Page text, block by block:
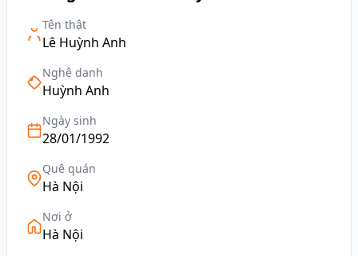
Tên thật
Lê Huỳnh Anh
Nghệ danh
Huỳnh Anh
Ngày sinh
28/01/1992
Quê quán
Hà Nội
Nơi ở
Hà Nội